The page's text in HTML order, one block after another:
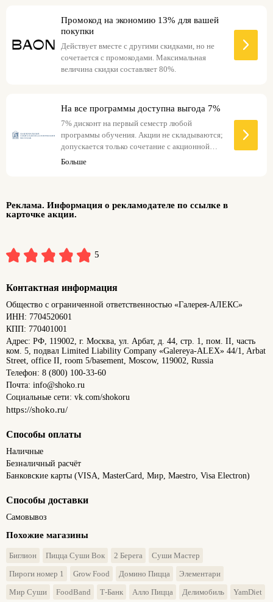
Промокод на экономию 13% для вашей
покупки
Действует вместе с другими скидками, но не
сочетается с промокодами. Максимальная
величина скидки составляет 80%.
На все программы доступна выгода 7%
7% дисконт на первый семестр любой
программы обучения. Акции не складываются;
допускается только сочетание с акционной
ценой на сайте.
Больше
Реклама. Информация о рекламодателе по ссылке в
карточке акции.
5
Контактная информация
Общество с ограниченной ответственностью «Галерея-АЛЕКС»
ИНН: 7704520601
КПП: 770401001
Адрес: РФ, 119002, г. Москва, ул. Арбат, д. 44, стр. 1, пом. II, часть
ком. 5, подвал Limited Liability Company «Galereya-ALEX» 44/1, Arbat
Street, office II, room 5/basement, Moscow, 119002, Russia
Телефон: 8 (800) 100-33-60
Почта: info@shoko.ru
Социальные сети: vk.com/shokoru
https://shoko.ru/
Способы оплаты
Наличные
Безналичный расчёт
Банковские карты (VISA, MasterCard, Мир, Maestro, Visa Electron)
Способы доставки
Самовывоз
Похожие магазины
Биглион Пицца Суши Вок 2 Берега
Суши Мастер
Пироги номер 1
Grow Food Домино Пицца
Элементари
Мир Суши
FoodBand Т-Банк Алло Пицца Делимобиль
YamDiet